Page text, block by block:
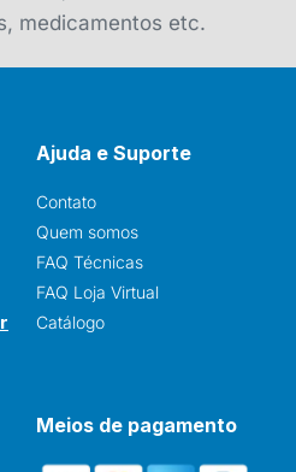
medicamentos etc.
Ajuda e Suporte
Contato
Quem somos
FAQ Técnicas
FAQ Loja Virtual
Catálogo
Meios de pagamento